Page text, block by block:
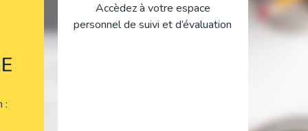
Accèdez à votre espace
personnel de suivi et d’évaluation